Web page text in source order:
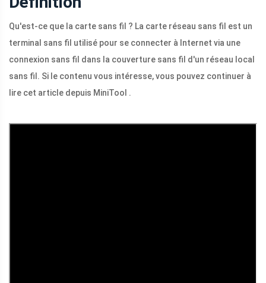
Qu'est-ce que la carte sans fil ? La carte réseau sans fil est un
terminal sans fil utilisé pour se connecter à Internet via une
connexion sans fil dans la couverture sans fil d'un réseau local
sans fil. Si le contenu vous intéresse, vous pouvez continuer à
lire cet article depuis MiniTool .